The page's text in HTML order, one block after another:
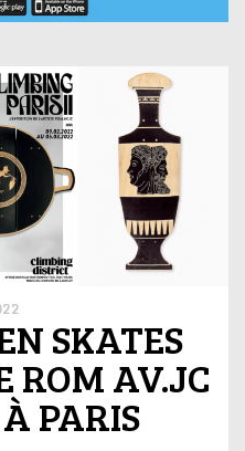
SKATES
ROM AV.JC
PARIS